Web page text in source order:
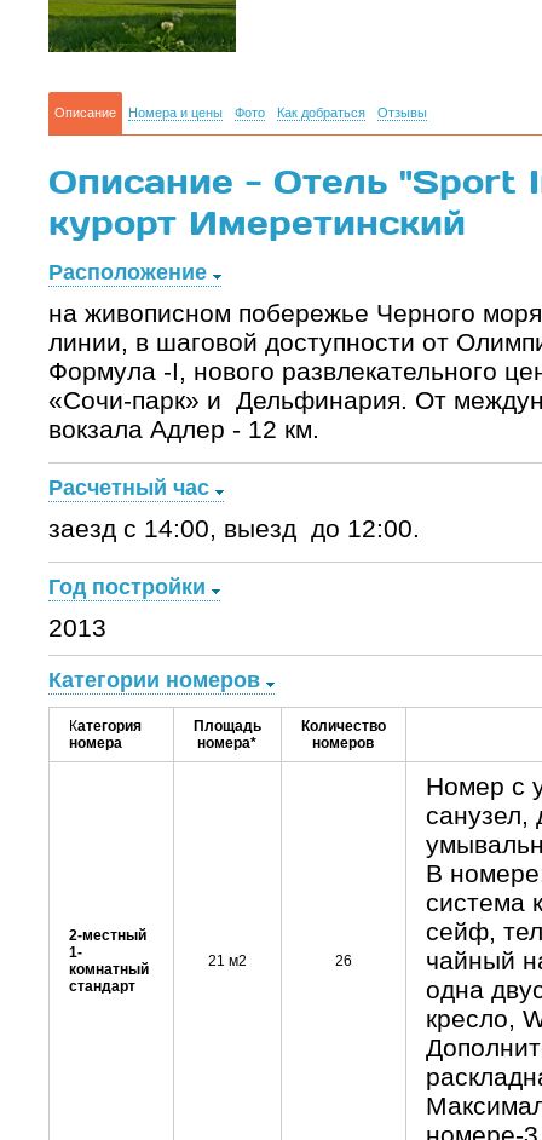
Описание Номера и цены Фото Как добраться Отзывы
Описание - Отель "Sport
курорт Имеретинский
Расположение
на живописном побережье Черного
линии, в шаговой доступности от
Формула -I, нового развлекательного
«Сочи-парк» и Дельфинария. От
вокзала Адлер - 12 км.
Расчетный час
заезд с 14:00, выезд до 12:00.
Год постройки
2013
Категории номеров
Категория
номера
Площадь
номера*
Количество
номеров
2-местный
1-
комнатный
стандарт
21 м2 26
Номер с
санузел,
В
система
сейф,
чайный
одна
кресло,